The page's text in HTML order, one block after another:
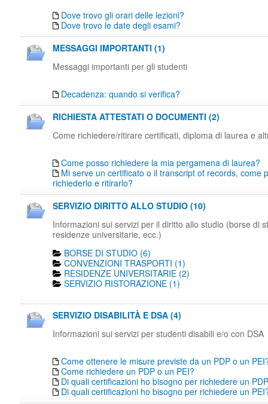
Dove trovo gli orari delle lezioni?
Dove trovo le date degli esami?
MESSAGGI IMPORTANTI (1)
Messaggi importanti per gli studenti
Decadenza: quando si verifica?
RICHIESTA ATTESTATI O DOCUMENTI (2)
Come richiedere/ritirare certificati, diploma di laurea e
Come posso richiedere la mia pergamena di laurea?
Mi serve un certificato o il transcript of records, come
richiederlo e ritirarlo?
SERVIZIO DIRITTO ALLO STUDIO (10)
Informazioni sui servizi per il diritto allo studio (borse di
residenze universitarie, ecc.)
BORSE DI STUDIO (6)
CONVENZIONI TRASPORTI (1)
RESIDENZE UNIVERSITARIE (2)
SERVIZIO RISTORAZIONE (1)
SERVIZIO DISABILITÀ E DSA (4)
Informazioni sui servizi per studenti disabili e/o con DSA
Come ottenere le misure previste da un PDP o un
Come richiedere un PDP o un PEI?
Di quali certificazioni ho bisogno per richiedere un
Di quali certificazioni ho bisogno per richiedere un